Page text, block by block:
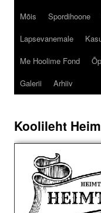
Mõis
Spordihoone
Lapsevanemale
Me Hoolime Fond
Galerii
Arhiiv
Koolileht